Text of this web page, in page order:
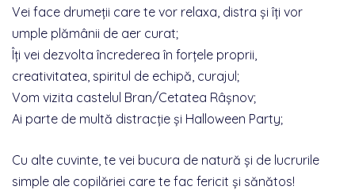
Vei face drumeții care te vor relaxa, distra și îți vor
umple plămânii de aer curat;
Îți vei dezvolta încrederea în forțele proprii,
creativitatea, spiritul de echipă, curajul;
Vom vizita castelul Bran/Cetatea Râșnov;
Ai parte de multă distracție și Halloween Party;
Cu alte cuvinte, te vei bucura de natură și de lucrurile
simple ale copilăriei care te fac fericit și sănătos!